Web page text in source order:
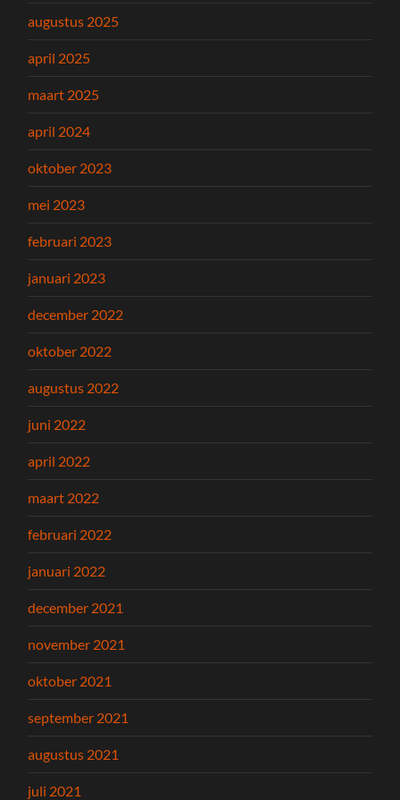
augustus 2025
april 2025
maart 2025
april 2024
oktober 2023
mei 2023
februari 2023
januari 2023
december 2022
oktober 2022
augustus 2022
juni 2022
april 2022
maart 2022
februari 2022
januari 2022
december 2021
november 2021
oktober 2021
september 2021
augustus 2021
juli 2021